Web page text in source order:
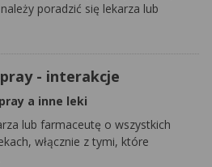
poradzić się lekarza lub
- interakcje
a inne leki
lub farmaceutę o wszystkich
włącznie z tymi, które